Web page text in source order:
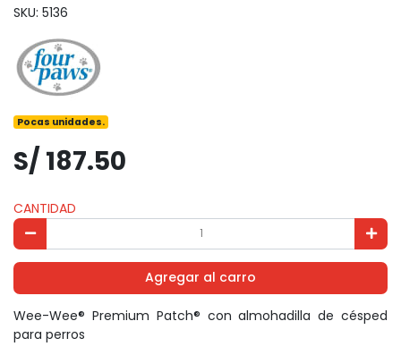
SKU: 5136
Pocas unidades.
S/ 187.50
CANTIDAD
Agregar al carro
Wee-Wee® Premium Patch® con almohadilla de césped
para perros